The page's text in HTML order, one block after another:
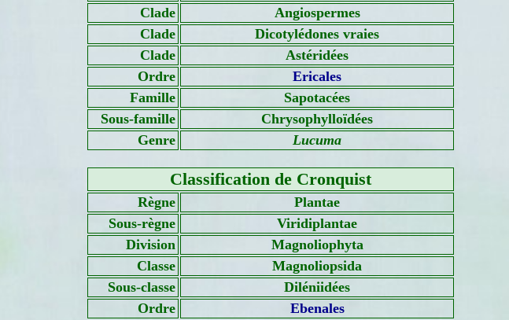
Clade
Angiospermes
Clade
Dicotylédones vraies
Clade
Astéridées
Ordre
Ericales
Famille
Sapotacées
Sous-famille
Chrysophylloïdées
Genre
Lucuma
Classification de Cronquist
Règne
Plantae
Sous-règne
Viridiplantae
Division
Magnoliophyta
Classe
Magnoliopsida
Sous-classe
Diléniidées
Ordre
Ebenales